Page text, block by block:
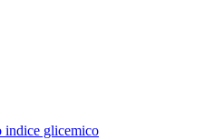
indice glicemico